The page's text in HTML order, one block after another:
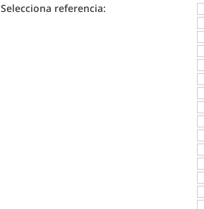
Selecciona referencia: